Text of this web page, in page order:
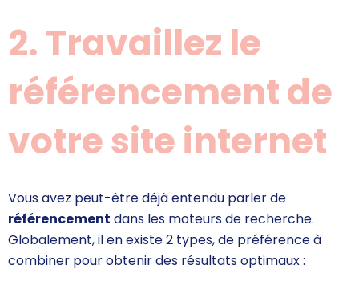
2. Travaillez le
référencement de
votre site internet
Vous avez peut-être déjà entendu parler de
référencement dans les moteurs de recherche.
Globalement, il en existe 2 types, de préférence à
combiner pour obtenir des résultats optimaux :